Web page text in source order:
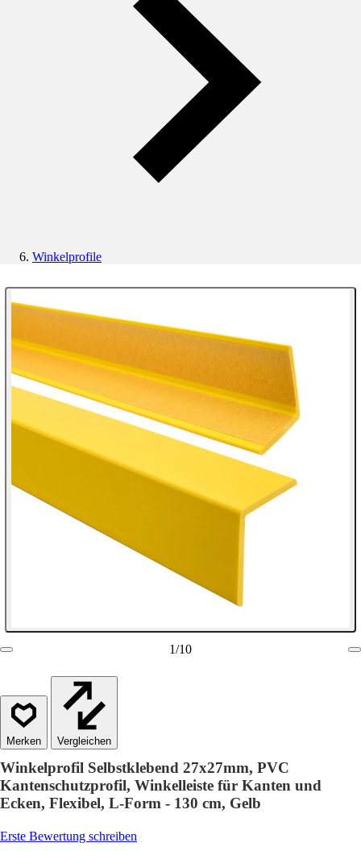
Winkelprofile
1/10
Vergleichen
Winkelprofil Selbstklebend 27x27mm, PVC
Kantenschutzprofil, Winkelleiste für Kanten und
Ecken, Flexibel, L-Form - 130 cm, Gelb
Erste Bewertung schreiben